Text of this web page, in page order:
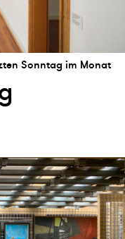
Sonntag im Monat